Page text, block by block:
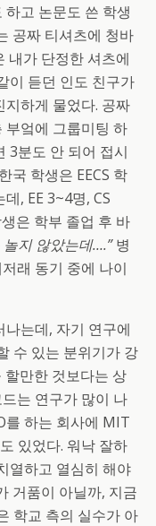
고 논문도 쓴 학생
공짜 티셔츠에 청바
내가 단정한 셔츠에
이 듣던 인도 친구가
하게 물었다. 공짜
부엌에 그룹미팅 하
3분도 안 되어 접시
국 학생은 EECS 학
, EE 3~4명, CS
은 학부 졸업 후 바
놀지 않았는데….”병
래 동기 중에 나이
는데, 자기 연구에
수 있는 분위기가 강
할만한 것보다는 상
는 연구가 많이 나
를 하는 회사에 MIT
있었다. 워낙 잘하
열하고 열심히 해야
거품이 아닐까, 지금
학교 측의 실수가 아